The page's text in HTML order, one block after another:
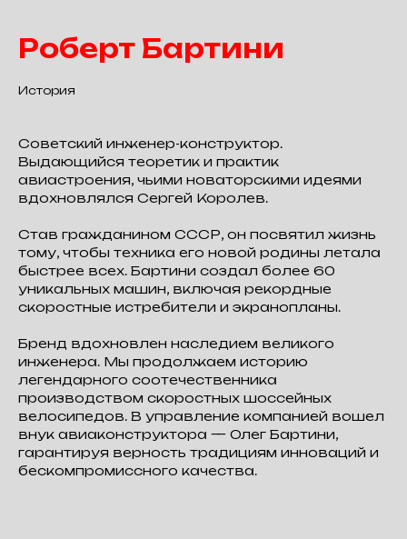
Роберт Бартини
История
Советский инженер-конструктор.
Выдающийся теоретик и практик
авиастроения, чьими новаторскими идеями
вдохновлялся Сергей Королев.
Став гражданином СССР, он посвятил жизнь
тому, чтобы техника его новой родины летала
быстрее всех. Бартини создал более 60
уникальных машин, включая рекордные
скоростные истребители и экранопланы.
Бренд вдохновлен наследием великого
инженера. Мы продолжаем историю
легендарного соотечественника
производством скоростных шоссейных
велосипедов. В управление компанией вошел
внук авиаконструктора — Олег Бартини,
гарантируя верность традициям инноваций и
бескомпромиссного качества.